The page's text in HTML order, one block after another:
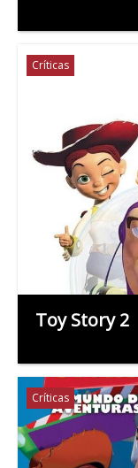
Críticas
Toy Story 2
Críticas